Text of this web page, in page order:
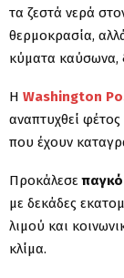
τα ζεστά νερά
θερμοκρασία,
κύματα καύσωνα,
Η Washington
αναπτυχθεί
που έχουν
Προκάλεσε
με δεκάδες
λιμού και
κλίμα.